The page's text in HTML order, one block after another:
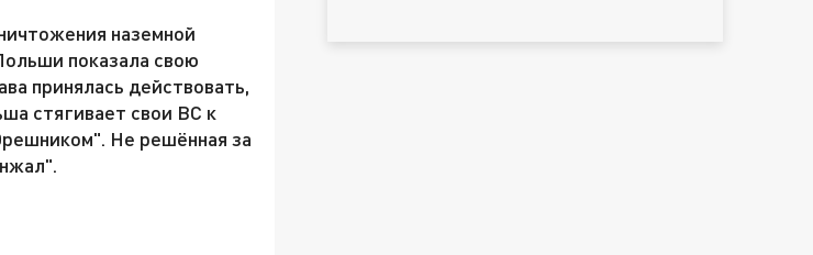
наземной
показала свою
принялась действовать,
стягивает свои ВС к
Не решённая за